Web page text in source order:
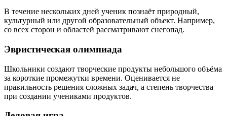
В течение нескольких дней ученик познаёт природный,
культурный или другой образовательный объект. Например,
со всех сторон и областей рассматривают снегопад.
Эвристическая олимпиада
Школьники создают творческие продукты небольшого объёма
за короткие промежутки времени. Оценивается не
правильность решения сложных задач, а степень творчества
при создании учениками продуктов.